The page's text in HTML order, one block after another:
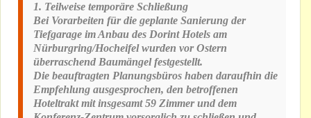
1. Teilweise temporäre Schließung
Bei Vorarbeiten für die geplante Sanierung der
Tiefgarage im Anbau des Dorint Hotels am
Nürburgring/Hocheifel wurden vor Ostern
überraschend Baumängel festgestellt.
Die beauftragten Planungsbüros haben daraufhin die
Empfehlung ausgesprochen, den betroffenen
Hoteltrakt mit insgesamt 59 Zimmer und dem